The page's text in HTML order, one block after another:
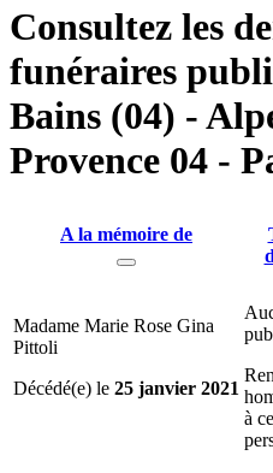
Consultez les
funéraires
Bains (04) -
Provence 04 -
A la mémoire de
Madame Marie Rose Gina
Pittoli
Décédé(e) le 25 janvier 2021
à